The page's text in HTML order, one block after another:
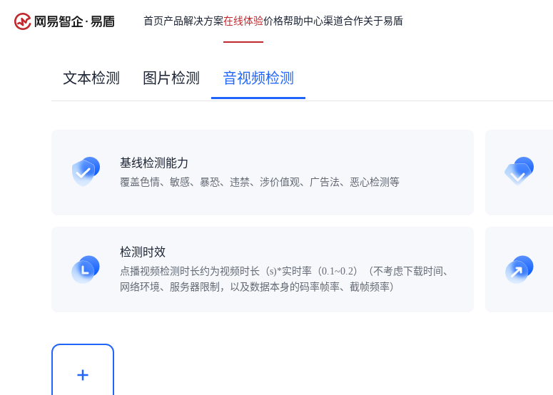
首页 产品解决方案在线体验价格帮助中心渠道合作关于易盾
文本检测 图片检测 音视频检测
基线检测能力
覆盖色情、敏感、暴恐、违禁、涉价值观、广告法、恶心检测等
检测时效
点播视频检测时长约为视频时长（s)*实时率（0.1~0.2）（不考虑下载时间、
网络环境、服务器限制，以及数据本身的码率帧率、截帧频率）